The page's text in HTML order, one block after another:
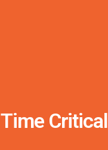
Time Critical